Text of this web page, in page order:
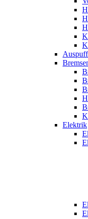
Elektrik